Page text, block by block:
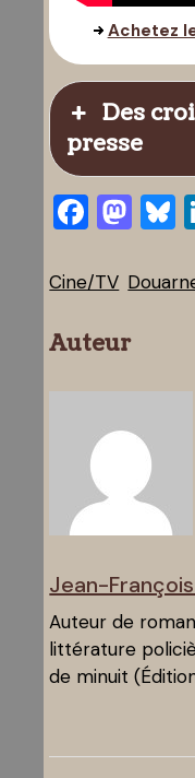
Achetez
Des
presse
Cine/TV
Auteur
Jean-
Auteur de
littérature
de minuit